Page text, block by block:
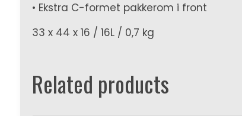
• Ekstra C-formet pakkerom i front
33 x 44 x 16 / 16L / 0,7 kg
Related products